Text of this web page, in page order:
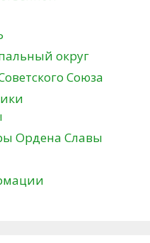
округ
Союза
Ордена Славы